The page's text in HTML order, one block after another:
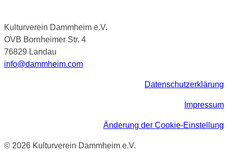
Kulturverein Dammheim e.V.
OVB Bornheimer Str. 4
76829 Landau
info@dammheim.com
Datenschutzerklärung
Impressum
Änderung der Cookie-Einstellung
© 2026 Kulturverein Dammheim e.V.